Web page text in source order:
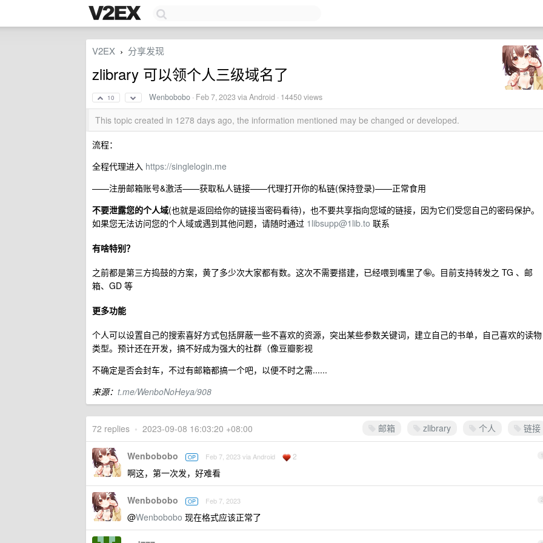
V2EX › 分享发现
zlibrary 可以领个人三级域名了
10 Wenbobobo · Feb 7, 2023 via Android · 14450 views
This topic created in 1278 days ago, the information mentioned may be changed or developed.
流程：
全程代理进入 https://singlelogin.me
——注册邮箱账号&激活——获取私人链接——代理打开你的私链(保持登录)——正常食用
不要泄露您的个人域(也就是返回给你的链接当密码看待)，也不要共享指向您域的链接，因为它们受您自己的密码保护。
如果您无法访问您的个人域或遇到其他问题，请随时通过 1libsupp@1lib.to 联系
有啥特别？
之前都是第三方捣鼓的方案，黄了多少次大家都有数。这次不需要搭建，已经喂到嘴里了🤪。目前支持转发之 TG 、邮
箱、GD 等
更多功能
个人可以设置自己的搜索喜好方式包括屏蔽一些不喜欢的资源，突出某些参数关键词，建立自己的书单，自己喜欢的读物
类型。预计还在开发，搞不好成为强大的社群（像豆瓣影视
不确定是否会封车，不过有邮箱都搞一个吧，以便不时之需......
来源： t.me/WenboNoHeya/908
邮箱 zlibrary 个人 链接
72 replies • 2023-09-08 16:03:20 +08:00
1
Wenbobobo OP Feb 7, 2023 via Android 2
啊这，第一次发，好难看
2
Wenbobobo OP Feb 7, 2023
@Wenbobobo 现在格式应该正常了